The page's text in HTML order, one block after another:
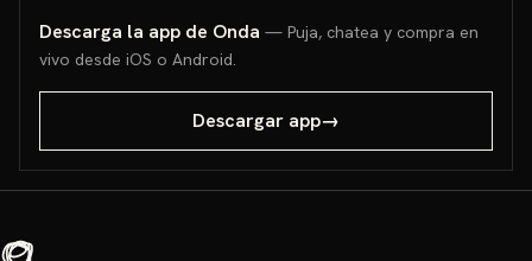
Descarga la app de Onda — Puja, chatea y compra en
vivo desde iOS o Android.
Descargar app→